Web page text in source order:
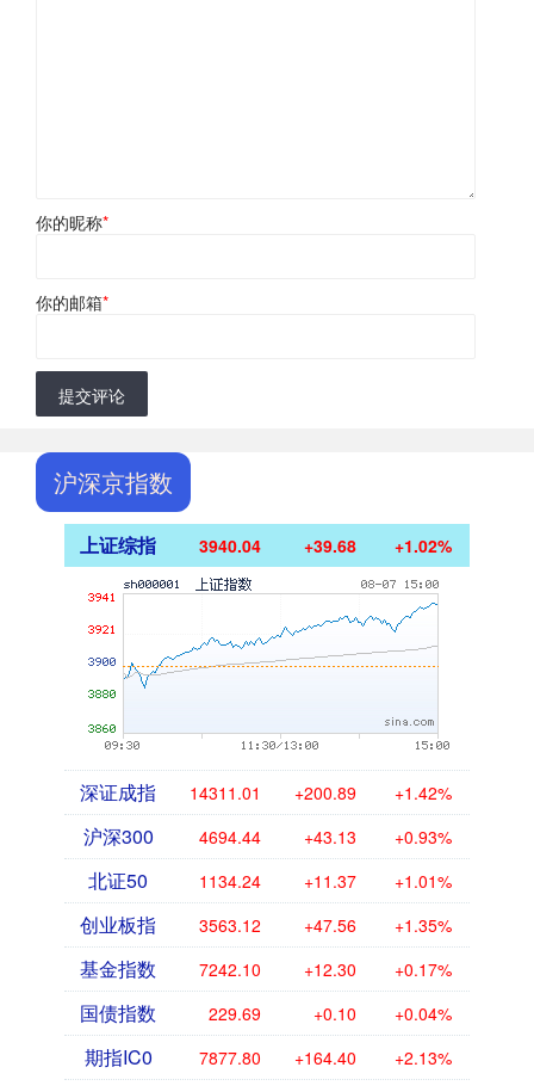
你的昵称*
你的邮箱*
提交评论
沪深京指数
上证综指 3940.04 +39.68 +1.02%
深证成指 14311.01 +200.89 +1.42%
沪深300 4694.44 +43.13 +0.93%
北证50 1134.24 +11.37 +1.01%
创业板指 3563.12 +47.56 +1.35%
基金指数 7242.10 +12.30 +0.17%
国债指数 229.69 +0.10 +0.04%
期指IC0 7877.80 +164.40 +2.13%